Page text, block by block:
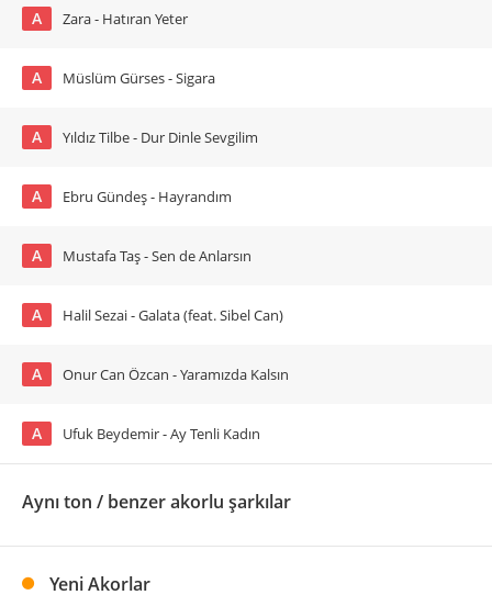
A Zara - Hatıran Yeter
A Müslüm Gürses - Sigara
A Yıldız Tilbe - Dur Dinle Sevgilim
A Ebru Gündeş - Hayrandım
A Mustafa Taş - Sen de Anlarsın
A Halil Sezai - Galata (feat. Sibel Can)
A Onur Can Özcan - Yaramızda Kalsın
A Ufuk Beydemir - Ay Tenli Kadın
Aynı ton / benzer akorlu şarkılar
Yeni Akorlar